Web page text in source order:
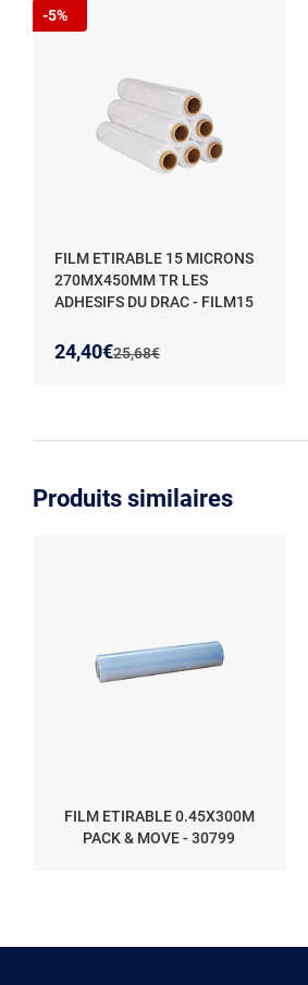
FILM ETIRABLE 15 MICRONS
270MX450MM TR LES
ADHESIFS DU DRAC - FILM15
Ancien prix :
25,68€
Nouveau prix :
24,40€
Réduction de :
-5%
Produits similaires
FILM ETIRABLE 0.45X300M
PACK & MOVE - 30799